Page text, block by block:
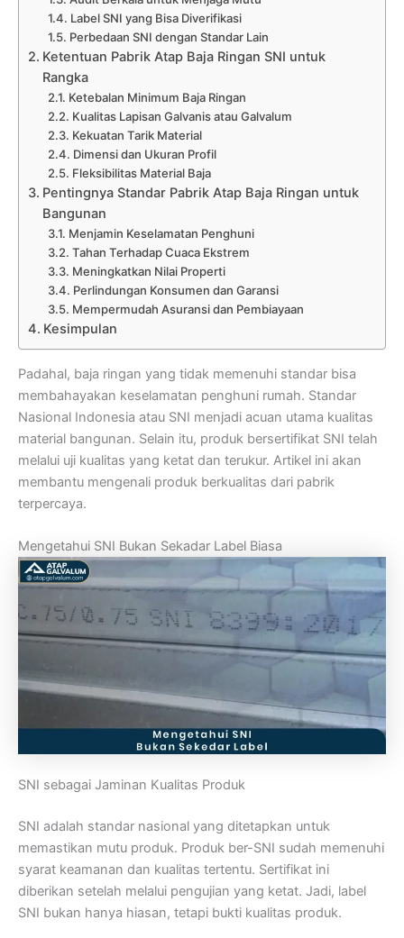
Label SNI yang Bisa Diverifikasi
Perbedaan SNI dengan Standar Lain
Ketentuan Pabrik Atap Baja Ringan SNI untuk
Rangka
Ketebalan Minimum Baja Ringan
Kualitas Lapisan Galvanis atau Galvalum
Kekuatan Tarik Material
Dimensi dan Ukuran Profil
Fleksibilitas Material Baja
Pentingnya Standar Pabrik Atap Baja Ringan untuk
Bangunan
Menjamin Keselamatan Penghuni
Tahan Terhadap Cuaca Ekstrem
Meningkatkan Nilai Properti
Perlindungan Konsumen dan Garansi
Mempermudah Asuransi dan Pembiayaan
Kesimpulan
Padahal, baja ringan yang tidak memenuhi standar bisa
membahayakan keselamatan penghuni rumah. Standar
Nasional Indonesia atau SNI menjadi acuan utama kualitas
material bangunan. Selain itu, produk bersertifikat SNI telah
melalui uji kualitas yang ketat dan terukur. Artikel ini akan
membantu mengenali produk berkualitas dari pabrik
terpercaya.
Mengetahui SNI Bukan Sekadar Label Biasa
SNI sebagai Jaminan Kualitas Produk
SNI adalah standar nasional yang ditetapkan untuk
memastikan mutu produk. Produk ber-SNI sudah memenuhi
syarat keamanan dan kualitas tertentu. Sertifikat ini
diberikan setelah melalui pengujian yang ketat. Jadi, label
SNI bukan hanya hiasan, tetapi bukti kualitas produk.